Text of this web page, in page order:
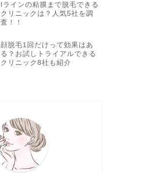
Iラインの粘膜まで脱毛できる
クリニックは？人気5社を調
査！！
顔脱毛1回だけって効果はあ
る？お試しトライアルできる
クリニック8社も紹介